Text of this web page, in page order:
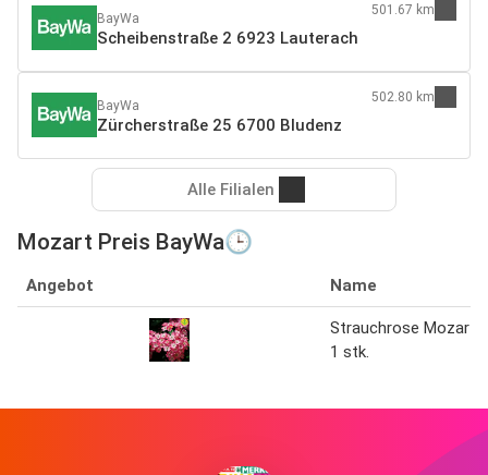
BayWa
Scheibenstraße 2 6923 Lauterach
501.67 km
BayWa
Zürcherstraße 25 6700 Bludenz
502.80 km
Alle Filialen
Mozart Preis BayWa🕒
Angebot Name
Strauchrose Mozart
1 stk.